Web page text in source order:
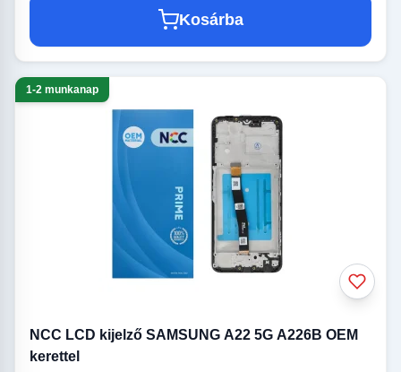
Kosárba
1-2 munkanap
NCC LCD kijelző SAMSUNG A22 5G A226B OEM
kerettel